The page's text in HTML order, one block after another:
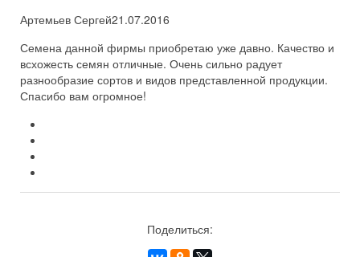
Артемьев Сергей21.07.2016
Семена данной фирмы приобретаю уже давно. Качество и
всхожесть семян отличные. Очень сильно радует
разнообразие сортов и видов представленной продукции.
Спасибо вам огромное!
Поделиться: